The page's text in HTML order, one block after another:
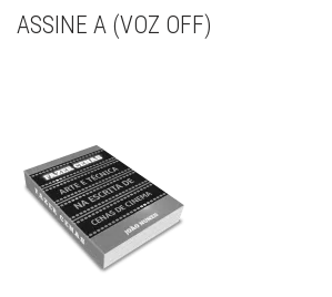
ASSINE A (VOZ OFF)